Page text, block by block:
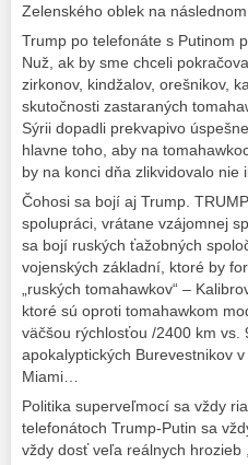
Zelenského oblek na
Trump po telefonáte s Putinom
Nuž, ak by sme chceli
zirkonov, kindžalov, orešnikov,
skutočnosti zastaraných
Sýrii dopadli prekvapivo
hlavne toho, aby na
by na konci dňa zlikvidovalo
Čohosi sa bojí aj Trump.
spolupráci, vrátane vzájomnej
sa bojí ruských ťažobných
vojenských základní, ktoré by
„ruských tomahawkov“ –
ktoré sú oproti tomahawkom
väčšou rýchlosťou /2400 km vs.
apokalyptických Burevestnikov
Miami…
Politika superveľmocí sa vždy
telefonátoch Trump-Putin sa
vždy dosť veľa reálnych hrozieb